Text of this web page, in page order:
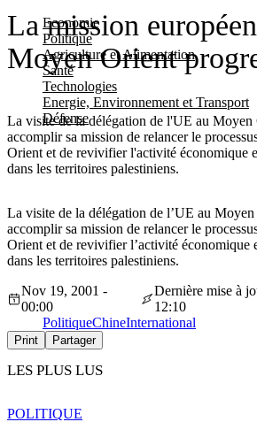
Economie
Politique
Agriculture et Alimentation
Santé
Technologies
Energie, Environnement et Transport
Défense
La mission
Moyen Orient
La visite de la délégation de l'UE au Moyen
accomplir sa mission de relancer le
Orient et de revivifier l'activité économique
dans les territoires palestiniens.
La visite de la délégation de l’UE au Moyen
accomplir sa mission de relancer le
Orient et de revivifier l’activité économique
dans les territoires palestiniens.
Nov 19, 2001 -
00:00
Dernière mise à
12:10
PolitiqueChineInternational
Print Partager
LES PLUS LUS
POLITIQUE